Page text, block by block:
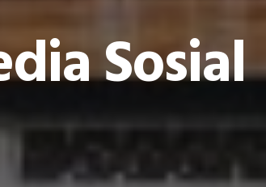
Sosial